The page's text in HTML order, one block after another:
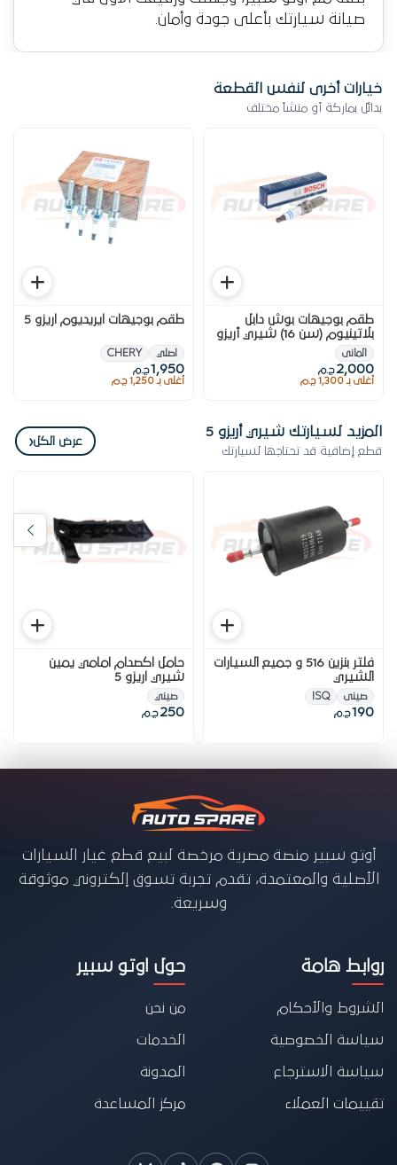
صيانة سيارتك بأعلى جودة وأمان.
خيارات أخرى لنفس القطعة
بدائل بماركة أو منشأ مختلف
طقم بوجيهات بوش دابل
بلاتينيوم (سن 16) شيري أريزو
5
المانى
2,000 ج.م
أغلى بـ 1,300 ج.م
طقم بوجيهات ايريديوم اريزو 5
اصلي CHERY
1,950ج.م
أغلى بـ 1,250 ج.م
المزيد لسيارتك شيري أريزو 5
قطع إضافية قد تحتاجها لسيارتك
عرض الكل‹
فلتر بنزين 516 و جميع السيارات
الشيري
صينى ISQ
190ج.م
حامل اكصدام امامي يمين
شيري اريزو 5
صيني
250 ج.م
أوتو سبير منصة مصرية مرخصة لبيع قطع غيار السيارات
الأصلية والمعتمدة، تقدم تجربة تسوق إلكتروني موثوقة
وسريعة.
روابط هامة
الشروط والأحكام
سياسة الخصوصية
سياسة الاسترجاع
تقييمات العملاء
حول اوتو سبير
من نحن
الخدمات
المدونة
مركز المساعدة